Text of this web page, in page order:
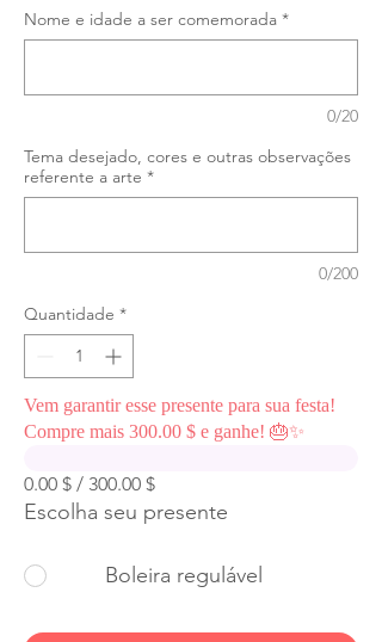
Nome e idade a ser comemorada *
0/20
Tema desejado, cores e outras observações
referente a arte *
0/200
Quantidade *
Vem garantir esse presente para sua festa!
Compre mais 300.00 $ e ganhe! 🎂✨
0.00 $ / 300.00 $
Escolha seu presente
Boleira regulável